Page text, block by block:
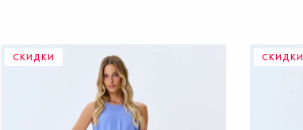
СКИДКИ СКИДКИ